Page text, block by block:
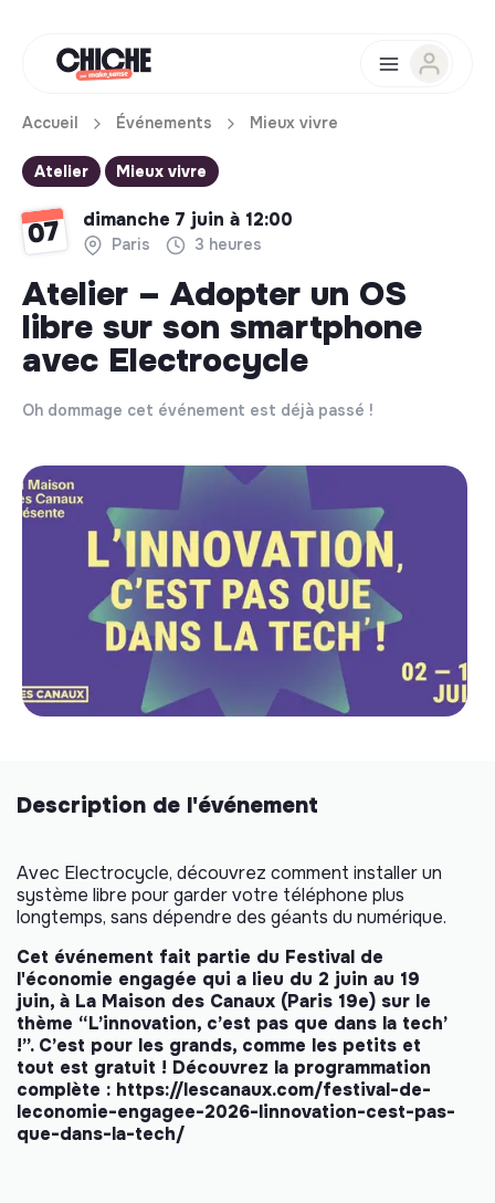
Accueil Événements Mieux vivre
Atelier Mieux vivre
07 dimanche 7 juin à 12:00
Paris 3 heures
Atelier – Adopter un OS
libre sur son smartphone
avec Electrocycle
Oh dommage cet événement est déjà passé !
Description de l'événement
Avec Electrocycle, découvrez comment installer un
système libre pour garder votre téléphone plus
longtemps, sans dépendre des géants du numérique.
Cet événement fait partie du Festival de
l'économie engagée qui a lieu du 2 juin au 19
juin, à La Maison des Canaux (Paris 19e) sur le
thème “L’innovation, c’est pas que dans la tech’
!”. C’est pour les grands, comme les petits et
tout est gratuit ! Découvrez la programmation
complète : https://lescanaux.com/festival-de-
leconomie-engagee-2026-linnovation-cest-pas-
que-dans-la-tech/